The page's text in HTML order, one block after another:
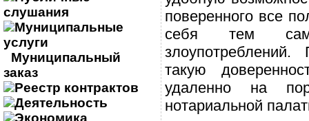
слушания
Муниципальные
услуги
Муниципальный
заказ
Реестр контрактов
Деятельность
Экономика
поверенного все
себя тем
такую
удаленно на
нотариальной